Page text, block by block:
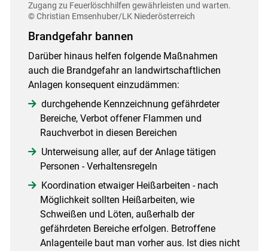
Zugang zu Feuerlöschhilfen gewährleisten und warten.
© Christian Emsenhuber/LK Niederösterreich
Brandgefahr bannen
Darüber hinaus helfen folgende Maßnahmen
auch die Brandgefahr an landwirtschaftlichen
Anlagen konsequent einzudämmen:
durchgehende Kennzeichnung gefährdeter
Bereiche, Verbot offener Flammen und
Rauchverbot in diesen Bereichen
Unterweisung aller, auf der Anlage tätigen
Personen - Verhaltensregeln
Koordination etwaiger Heißarbeiten - nach
Möglichkeit sollten Heißarbeiten, wie
Schweißen und Löten, außerhalb der
gefährdeten Bereiche erfolgen. Betroffene
Anlagenteile baut man vorher aus. Ist dies nicht